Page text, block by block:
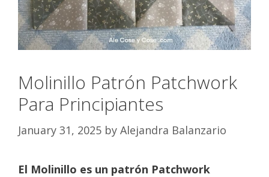
Molinillo Patrón Patchwork
Para Principiantes
January 31, 2025 by Alejandra Balanzario
El Molinillo es un patrón Patchwork